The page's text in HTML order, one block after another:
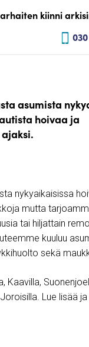
kiinni
asumista
hoivaa ja
nykyaikaisissa
mutta
tai hiljattain
kuuluu
sekä
Kaavilla,
Lue lisää